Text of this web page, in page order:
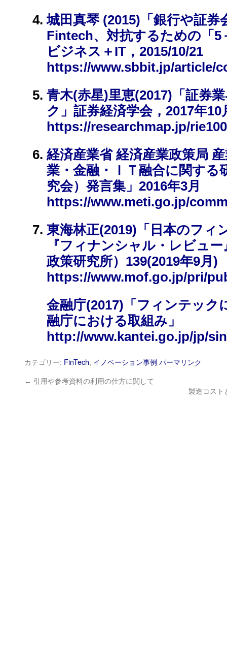
城田真琴 (2015)「銀行や証券
Fintech、対抗するための「5
ビジネス＋IT，2015/10/21
https://www.sbbit.jp/article/
青木(赤星)里恵(2017)「証券
ク」証券経済学会，2017年10
https://researchmap.jp/
経済産業省 経済産業政策局
業・金融・ＩＴ融合に関する
究会）発言集」2016年3月
https://www.meti.go.jp/
東海林正(2019)「日本のフィ
『フィナンシャル・レビュ
政策研究所）139(2019年9月)
https://www.mof.go.jp/pri/
金融庁(2017)「フィンテック
融庁における取組み」
http://www.kantei.go.jp/jp/
カテゴリー: FinTech, イノベーション事例 パーマリンク
← 引用や参考資料の利用の仕方に関して
製造コスト